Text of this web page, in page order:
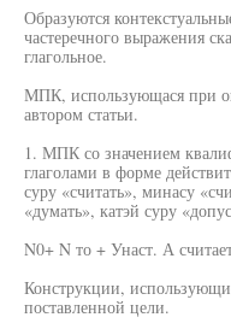
Образуются
частеречного выражения
глагольное.
МПК, использующася при
автором статьи.
1. МПК со значением
глаголами в форме
суру «считать», минасу
«думать», катэй суру
N0+ N то + Унаст. А
Конструкции,
поставленной цели.